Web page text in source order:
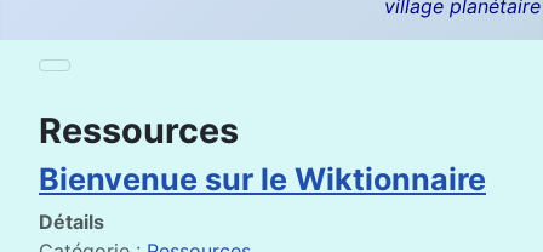
village planétaire
Ressources
Bienvenue sur le Wiktionnaire
Détails